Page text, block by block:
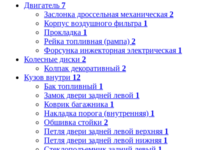
Двигатель 7
Заслонка дроссельная механическая 2
Корпус воздушного фильтра 1
Прокладка 1
Рейка топливная (рампа) 2
Форсунка инжекторная электрическая 1
Колесные диски 2
Колпак декоративный 2
Кузов внутри 12
Бак топливный 1
Замок двери задней левой 1
Коврик багажника 1
Накладка порога (внутренняя) 1
Обшивка стойки 2
Петля двери задней левой верхняя 1
Петля двери задней левой нижняя 1